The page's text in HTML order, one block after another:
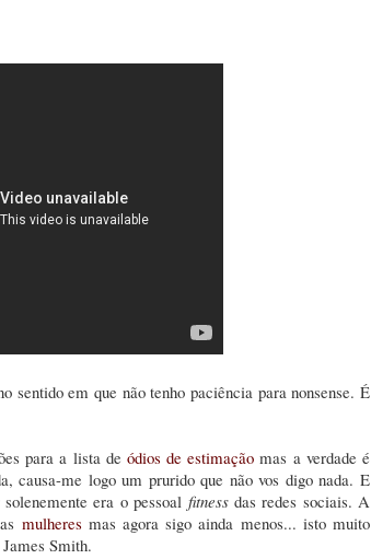
sentido em que não tenho paciência para nonsense. É
para a lista de ódios de estimação mas a verdade é
causa-me logo um prurido que não vos digo nada. E
era o pessoal fitnessdas redes sociais. A
mulheres mas agora sigo ainda menos... isto muito
Smith.